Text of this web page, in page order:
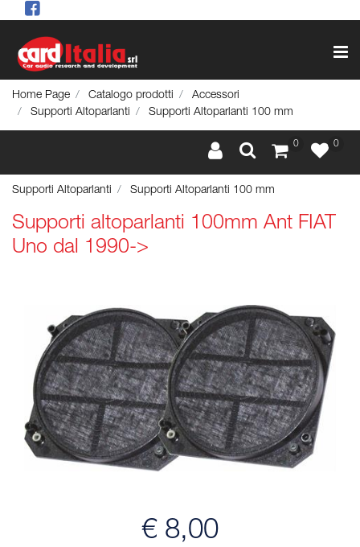
Home Page Catalogo prodotti
Accessori
Supporti Altoparlanti
Supporti Altoparlanti 100 mm
0 0
Supporti Altoparlanti Supporti Altoparlanti 100 mm
Supporti altoparlanti 100mm Ant FIAT
Uno dal 1990->
€ 8,00